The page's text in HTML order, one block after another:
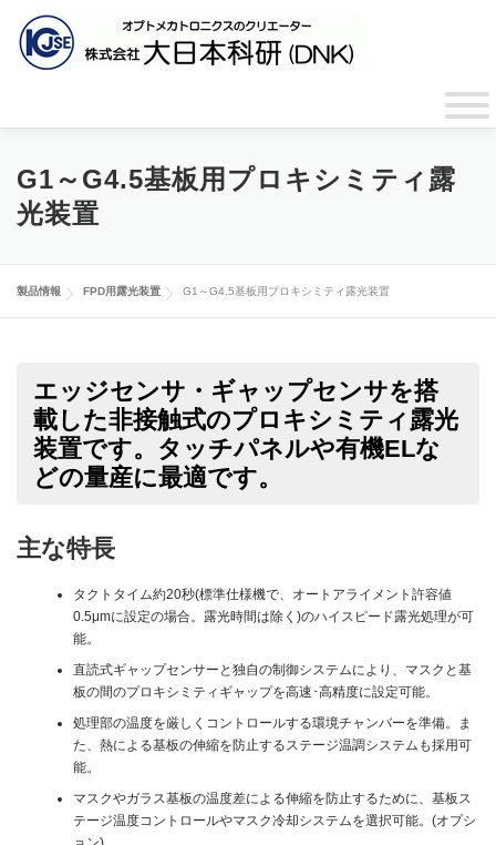
G1～G4.5基板用プロキシミティ露
光装置
製品情報 FPD用露光装置 G1～G4.5基板用プロキシミティ露光装置
エッジセンサ・ギャップセンサを搭
載した非接触式のプロキシミティ露光
装置です。タッチパネルや有機ELな
どの量産に最適です。
主な特長
タクトタイム約20秒(標準仕様機で、オートアライメント許容値
0.5μmに設定の場合。露光時間は除く)のハイスピード露光処理が可
能。
直読式ギャップセンサーと独自の制御システムにより、マスクと基
板の間のプロキシミティギャップを高速･高精度に設定可能。
処理部の温度を厳しくコントロールする環境チャンバーを準備。ま
た、熱による基板の伸縮を防止するステージ温調システムも採用可
能。
マスクやガラス基板の温度差による伸縮を防止するために、基板ス
テージ温度コントロールやマスク冷却システムを選択可能。(オプシ